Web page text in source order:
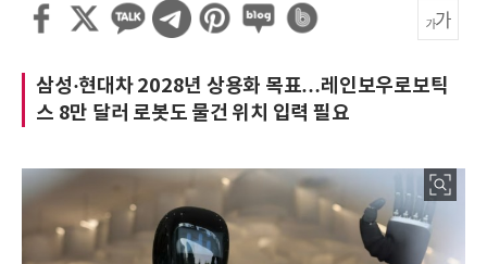
삼성·현대차 2028년 상용화 목표…레인보우로보틱
스 8만 달러 로봇도 물건 위치 입력 필요